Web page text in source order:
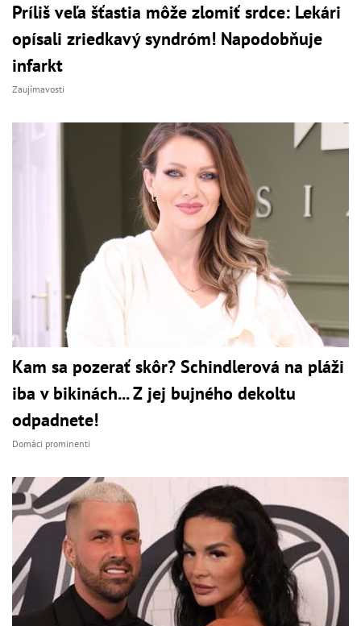
Príliš veľa šťastia môže zlomiť srdce: Lekári
opísali zriedkavý syndróm! Napodobňuje
infarkt
Zaujímavosti
Kam sa pozerať skôr? Schindlerová na pláži
iba v bikinách... Z jej bujného dekoltu
odpadnete!
Domáci prominenti